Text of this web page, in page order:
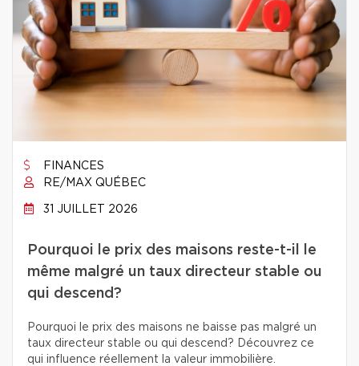
FINANCES
RE/MAX QUÉBEC
31 JUILLET 2026
Pourquoi le prix des maisons reste-t-il le
même malgré un taux directeur stable ou
qui descend?
Pourquoi le prix des maisons ne baisse pas malgré un
taux directeur stable ou qui descend? Découvrez ce
qui influence réellement la valeur immobilière.